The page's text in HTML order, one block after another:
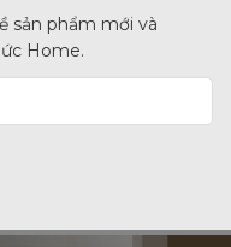
sản phẩm mới và
Home.